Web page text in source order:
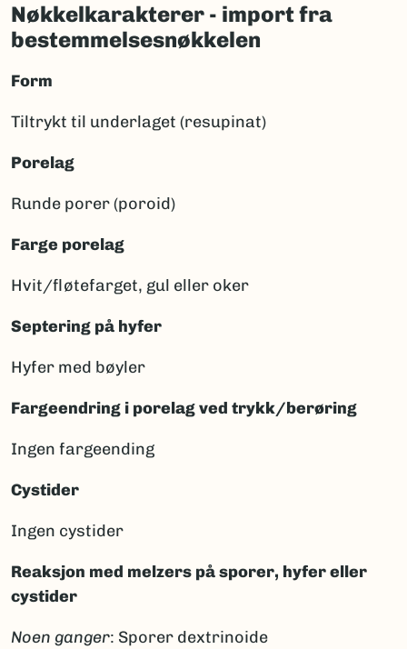
Nøkkelkarakterer - import fra
bestemmelsesnøkkelen
Form
Tiltrykt til underlaget (resupinat)
Porelag
Runde porer (poroid)
Farge porelag
Hvit/fløtefarget, gul eller oker
Septering på hyfer
Hyfer med bøyler
Fargeendring i porelag ved trykk/berøring
Ingen fargeending
Cystider
Ingen cystider
Reaksjon med melzers på sporer, hyfer eller
cystider
Noen ganger: Sporer dextrinoide